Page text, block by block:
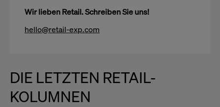
Wir lieben Retail. Schreiben Sie uns!
hello@retail-exp.com
DIE LETZTEN RETAIL-
KOLUMNEN